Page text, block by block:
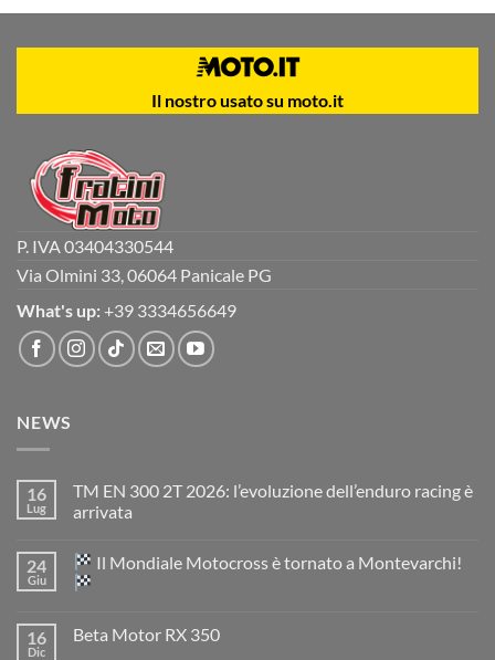
Il nostro usato su moto.it
P. IVA 03404330544
Via Olmini 33, 06064 Panicale PG
What's up: +39 3334656649
NEWS
16
Lug
TM EN 300 2T 2026: l’evoluzione dell’enduro racing è
arrivata
su
TM
EN
2026:
24
Giu
Il Mondiale Motocross è tornato a Montevarchi!
su
16
Dic
Beta Motor RX 350